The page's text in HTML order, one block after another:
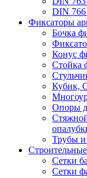
DIN 766
Фиксаторы
Бочка
Конус
Стойка
Кубик,
Опоры
Трубы
Сетки
Сетки